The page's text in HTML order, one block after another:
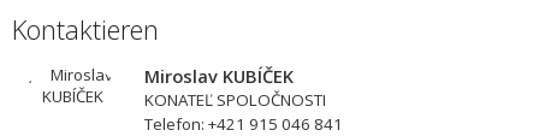
Kontaktieren
Miroslav KUBÍČEK
KONATEĽ SPOLOČNOSTI
Telefon: +421 915 046 841